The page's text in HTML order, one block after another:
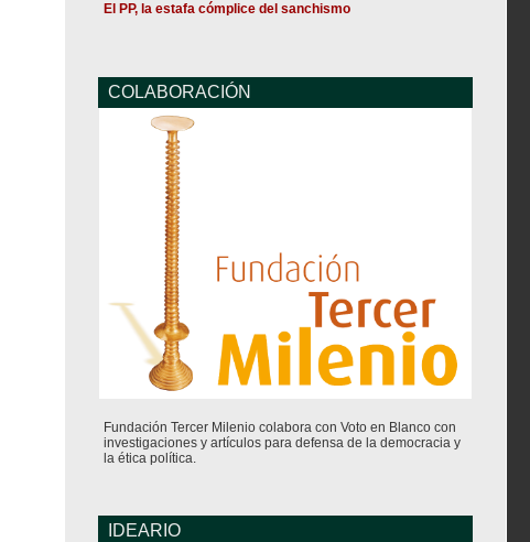
El PP, la estafa cómplice del sanchismo
COLABORACIÓN
Fundación Tercer Milenio colabora con Voto en Blanco con
investigaciones y artículos para defensa de la democracia y
la ética política.
IDEARIO